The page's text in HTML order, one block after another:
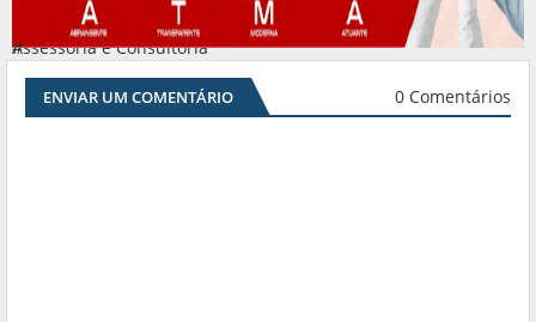
Assessoria e Consultoria
#
ENVIAR UM COMENTÁRIO 0 Comentários